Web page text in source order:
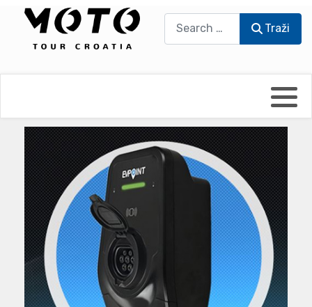
Traži
UmPaDrum
Moto servisi
Impressum
Damir Žerić - ELPASSO
Dario Dinter - Moto TOZ
Igor Kreč - UmPaDrum
Igor Kukec Brmbi
Slaven Gajdek
Moto putopisi
Vikend vožnje